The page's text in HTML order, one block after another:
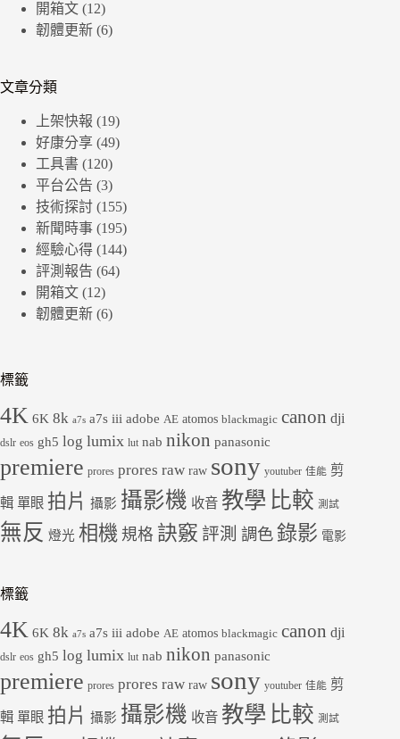
開箱文 (12)
韌體更新 (6)
文章分類
上架快報 (19)
好康分享 (49)
工具書 (120)
平台公告 (3)
技術探討 (155)
新聞時事 (195)
經驗心得 (144)
評測報告 (64)
開箱文 (12)
韌體更新 (6)
標籤
4K 6K 8k a7s a7s iii adobe AE atomos blackmagic canon dji
dslr eos gh5 log lumix lut nab nikon panasonic
premiere prores prores raw raw sony youtuber 佳能 剪
輯 單眼 拍片 攝影 攝影機 收音 教學 比較 測試
無反 燈光 相機 規格 訣竅 評測 調色 錄影 電影
標籤
4K 6K 8k a7s a7s iii adobe AE atomos blackmagic canon dji
dslr eos gh5 log lumix lut nab nikon panasonic
premiere prores prores raw raw sony youtuber 佳能 剪
輯 單眼 拍片 攝影 攝影機 收音 教學 比較 測試